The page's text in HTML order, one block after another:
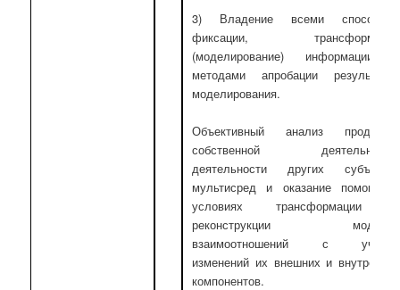
3) Владение всеми способами
фиксации, трансформации
(моделирование) информации и
методами апробации результатов
моделирования.
Объективный анализ продуктов
собственной деятельности,
деятельности других субъектов
мультисред и оказание помощи в
условиях трансформации и
реконструкции моделей
взаимоотношений с учетом
изменений их внешних и внутренних
компонентов.